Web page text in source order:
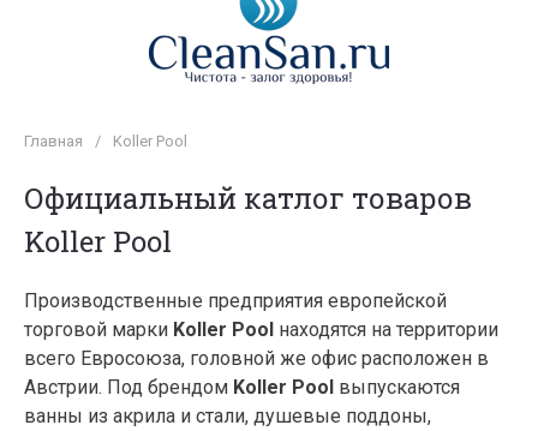
Главная / Koller Pool
Официальный катлог товаров
Koller Pool
Производственные предприятия европейской
торговой марки Koller Pool находятся на территории
всего Евросоюза, головной же офис расположен в
Австрии. Под брендом Koller Pool выпускаются
ванны из акрила и стали, душевые поддоны,